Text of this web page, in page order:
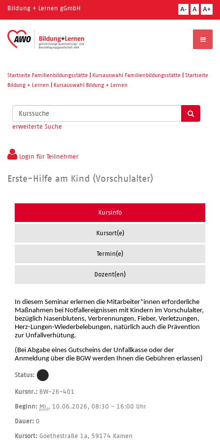
Bildung + Lernen gGmbH A- A A+
Startseite Familienbildungsstätte Kursauswahl Familienbildungsstätte
Startseite
Bildung + Lernen
Kursauswahl Bildung + Lernen
Kurse
suchen
erweiterte Suche
Login für Teilnehmer
Erste-Hilfe am Kind (Vorschulalter)
Kursinfo
Kursort(e)
Termin(e)
Dozent(en)
In diesem Seminar erlernen die Mitarbeiter*innen erforderliche
Maßnahmen bei Notfallereignissen mit Kindern im Vorschulalter,
bezüglich Nasenblutens, Verbrennungen, Fieber, Verletzungen,
Herz-Lungen-Wiederbelebungen, natürlich auch die Prävention
zur Unfallverhütung.
(Bei Abgabe eines Gutscheins der Unfallkasse oder der
Anmeldung über die BGW werden Ihnen die Gebühren erlassen)
Status:
Kursnr.: BW-26-401
Beginn: Mi., 10.06.2026, 08:30 - 16:00 Uhr
Dauer: 0
Kursort: Goethestraße 1a, 59174 Kamen